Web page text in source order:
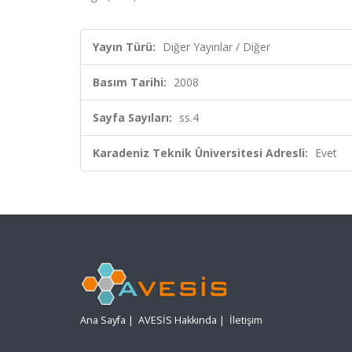
Yayın Türü: Diğer Yayınlar / Diğer
Basım Tarihi: 2008
Sayfa Sayıları: ss.4
Karadeniz Teknik Üniversitesi Adresli: Evet
Ana Sayfa | AVESİS Hakkında | İletişim